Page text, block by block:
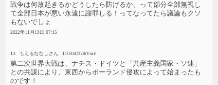
戦争は何故起きるかどうしたら防げるか、って部分全部無視し
て全部日本が悪い永遠に謝罪しる！ってなってたら議論もクソ
もないでしょ
2022年11月13日 07:15
13. もえるななしさん. ID:RhOTdhYmE
第二次世界大戦は、ナチス・ドイツと「共産主義国家・ソ連」
との共謀により、東西からポーランド侵攻によって始まったも
のです！